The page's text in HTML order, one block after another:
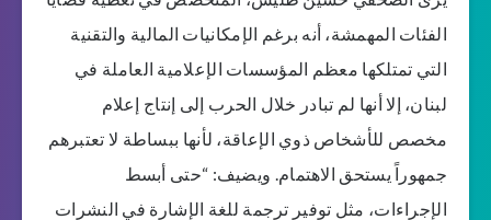
الفئات المهمشة، أنه برغم الإمكانيات المالية والتقنية
التي تمتلكها معظم المؤسسات الإعلامية العاملة في
لبنان، إلا أنها لم تبادر خلال الحرب إلى إنتاج إعلام
مخصص للأشخاص ذوي الإعاقة، لأنها ببساطة لا تعتبرهم
جمهوراً يستحق الاهتمام. ويضيف: “حتى أبسط
الإجراءات، مثل توفير ترجمة للغة الإشارة في النشرات